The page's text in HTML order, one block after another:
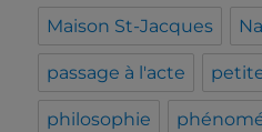
Maison St-Jacques
passage à l'acte
philosophie